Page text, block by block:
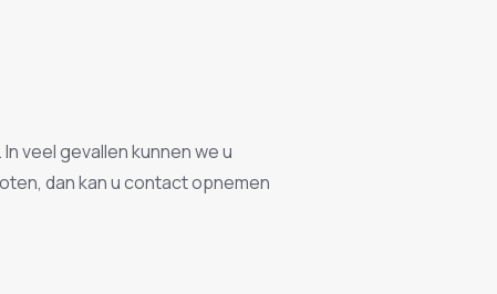
veel gevallen kunnen we u
dan kan u contact opnemen